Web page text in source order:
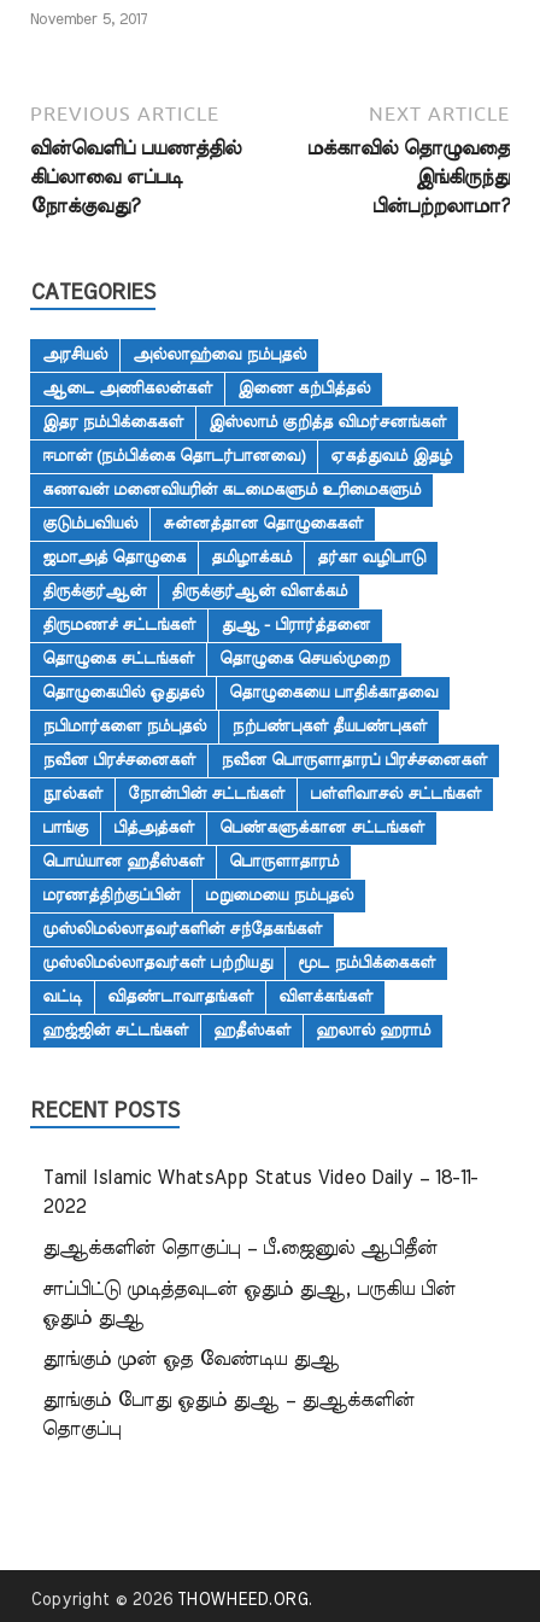
கட்டுப்படுதலும்
November 5, 2017
PREVIOUS ARTICLE
வின்வெளிப் பயணத்தில்
கிப்லாவை எப்படி
நோக்குவது?
NEXT ARTICLE
மக்காவில் தொழுவதை
இங்கிருந்து
பின்பற்றலாமா?
CATEGORIES
அரசியல்
அல்லாஹ்வை நம்புதல்
ஆடை அணிகலன்கள்
இணை கற்பித்தல்
இதர நம்பிக்கைகள்
இஸ்லாம் குறித்த விமர்சனங்கள்
ஈமான் (நம்பிக்கை தொடர்பானவை)
ஏகத்துவம் இதழ்
கணவன் மனைவியரின் கடமைகளும் உரிமைகளும்
குடும்பவியல்
சுன்னத்தான தொழுகைகள்
ஜமாஅத் தொழுகை
தமிழாக்கம்
தர்கா வழிபாடு
திருக்குர்ஆன்
திருக்குர்ஆன் விளக்கம்
திருமணச் சட்டங்கள்
துஆ - பிரார்த்தனை
தொழுகை சட்டங்கள்
தொழுகை செயல்முறை
தொழுகையில் ஓதுதல்
தொழுகையை பாதிக்காதவை
நபிமார்களை நம்புதல்
நற்பண்புகள் தீயபண்புகள்
நவீன பிரச்சனைகள்
நவீன பொருளாதாரப் பிரச்சனைகள்
நூல்கள்
நோன்பின் சட்டங்கள்
பள்ளிவாசல் சட்டங்கள்
பாங்கு
பித்அத்கள்
பெண்களுக்கான சட்டங்கள்
பொய்யான ஹதீஸ்கள்
பொருளாதாரம்
மரணத்திற்குப்பின்
மறுமையை நம்புதல்
முஸ்லிமல்லாதவர்களின் சந்தேகங்கள்
முஸ்லிமல்லாதவர்கள் பற்றியது
மூட நம்பிக்கைகள்
வட்டி
விதண்டாவாதங்கள்
விளக்கங்கள்
ஹஜ்ஜின் சட்டங்கள்
ஹதீஸ்கள் ஹலால் ஹராம்
RECENT POSTS
Tamil Islamic WhatsApp Status Video Daily – 18-11-
2022
துஆக்களின் தொகுப்பு – பீ.ஜைனுல் ஆபிதீன்
சாப்பிட்டு முடித்தவுடன் ஓதும் துஆ, பருகிய பின்
ஓதும் துஆ
தூங்கும் முன் ஓத வேண்டிய துஆ
தூங்கும் போது ஓதும் துஆ – துஆக்களின்
தொகுப்பு
Copyright © 2026 THOWHEED.ORG.